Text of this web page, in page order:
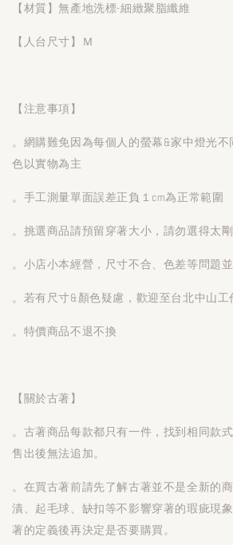
【材質】無產地洗標-細緻聚脂纖維
【人台尺寸】Ｍ
【注意事項】
。網購難免因為每個人的螢幕&家中燈光
色以實物為主
。手工測量單面誤差正負１cm為正常範圍
。挑選商品請預留穿著大小，請勿選得太
。小店小本經營，尺寸不合、色差等問題
。若有尺寸&顏色疑慮，歡迎至台北中山
。特價商品不退不換
【關於古著】
。古著商品每款都只有一件，找到相同款
售出後無法追加。
。在買古著前請先了解古著並不是全新的
漬、起毛球、缺扣等不影響穿著的瑕疵現
著的定義後再決定是否要購買。